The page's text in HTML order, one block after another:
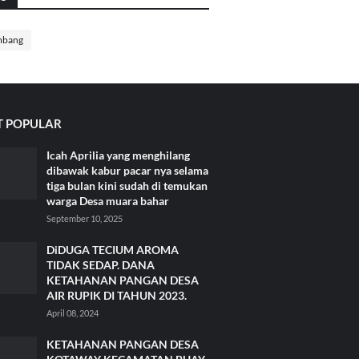
POPULAR
Icah Aprilia yang menghilang
dibawak kabur pacar nya selama
tiga bulan kini sudah di temukan
warga Desa muara bahar
September 10, 2025
DiDUGA TECIUM AROMA
TIDAK SEDAP. DANA
KETAHANAN PANGAN DESA
AIR RUPIK DI TAHUN 2023.
April 08, 2024
KETAHANAN PANGAN DESA